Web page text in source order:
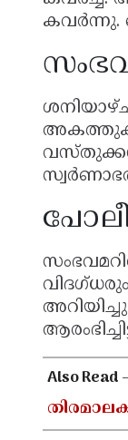
കവർന്നു.
Also Read -